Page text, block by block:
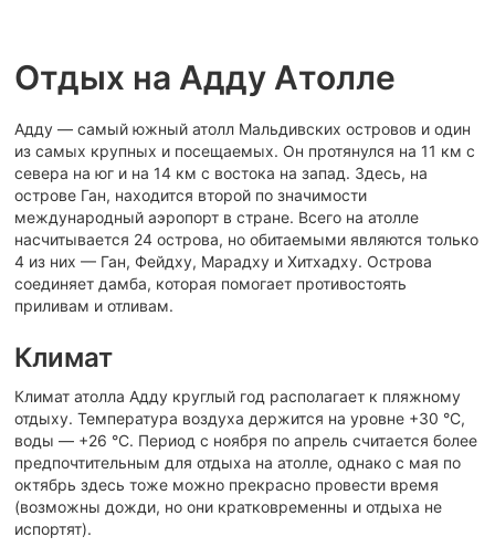
Отдых на Адду Атолле
Адду — самый южный атолл Мальдивских островов и один
из самых крупных и посещаемых. Он протянулся на 11 км с
севера на юг и на 14 км с востока на запад. Здесь, на
острове Ган, находится второй по значимости
международный аэропорт в стране. Всего на атолле
насчитывается 24 острова, но обитаемыми являются только
4 из них — Ган, Фейдху, Марадху и Хитхадху. Острова
соединяет дамба, которая помогает противостоять
приливам и отливам.
Климат
Климат атолла Адду круглый год располагает к пляжному
отдыху. Температура воздуха держится на уровне +30 °C,
воды — +26 °C. Период с ноября по апрель считается более
предпочтительным для отдыха на атолле, однако с мая по
октябрь здесь тоже можно прекрасно провести время
(возможны дожди, но они кратковременны и отдыха не
испортят).